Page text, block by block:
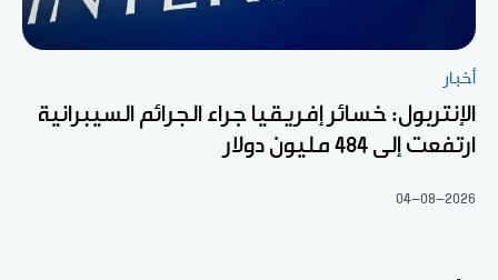
أخبار
الإنتربول: خسائر إفريقيا جراء الجرائم السيبرانية
ارتفعت إلى 484 مليون دولار
04-08-2026